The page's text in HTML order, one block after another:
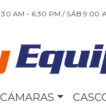
AM - 6:30 PM / SÁB 9:00